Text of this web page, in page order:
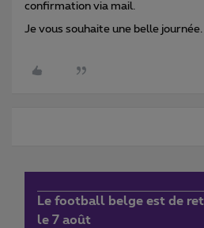
confirmation via mail.
Je vous souhaite une belle journée.
Le football belge est de
le 7 août